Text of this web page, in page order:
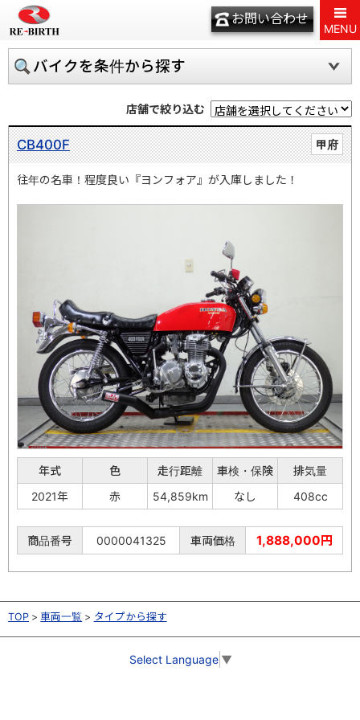
お問い合わせ
MENU
バイクを条件から探す
店舗で絞り込む
甲府
CB400F
往年の名車！程度良い『ヨンフォア』が入庫しました！
年式 色 走行距離 車検・保険
排気量
2021年
赤 54,859km なし 408cc
商品番号 0000041325 車両価格 1,888,000円
TOP 車両一覧 タイプから探す
Select Language ▼